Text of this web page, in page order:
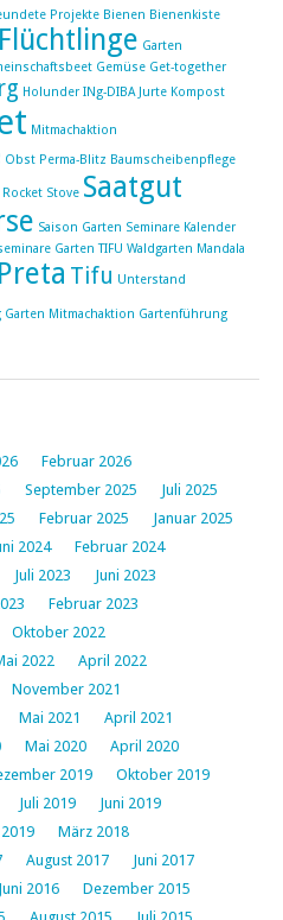
Projekte Bienen Bienenkiste
Flüchtlinge Garten
Gemüse Get-together
Holunder INg-DIBA Jurte Kompost
Mitmachaktion
Obst Perma-Blitz Baumscheibenpflege
Rocket Stove Saatgut
Saison Garten Seminare Kalender
Garten TIFU Waldgarten Mandala
Tifu Unterstand
Garten Mitmachaktion Gartenführung
Februar 2026
September 2025
Juli 2025
Februar 2025
Januar 2025
2024
Februar 2024
Juli 2023
Juni 2023
Februar 2023
Oktober 2022
2022
April 2022
November 2021
Mai 2021
April 2021
Mai 2020
April 2020
2019
Oktober 2019
Juli 2019
Juni 2019
März 2018
August 2017
Juni 2017
Juni 2016
Dezember 2015